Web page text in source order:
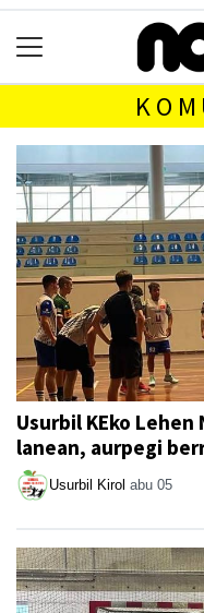
Usurbil KEko
lanean, aurpegi
Usurbil Kirol abu 05